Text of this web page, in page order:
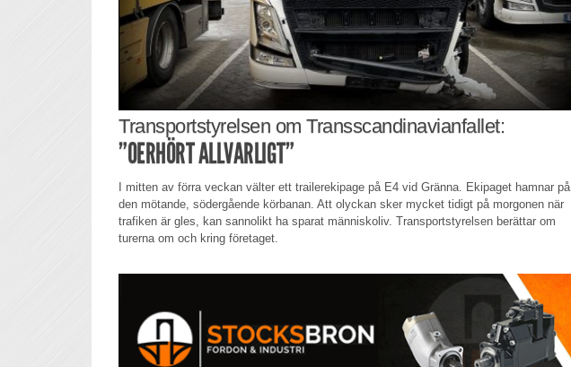
Transportstyrelsen om Transscandinavianfallet:
”OERHÖRT ALLVARLIGT”
I mitten av förra veckan välter ett trailerekipage på E4 vid Gränna. Ekipaget hamnar på
den mötande, södergående körbanan. Att olyckan sker mycket tidigt på morgonen när
trafiken är gles, kan sannolikt ha sparat människoliv. Transportstyrelsen berättar om
turerna om och kring företaget.